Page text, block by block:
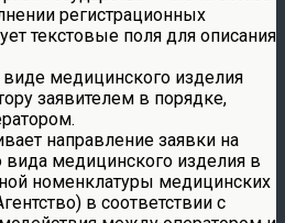
регистрационных
текстовые поля для описания
медицинского изделия
заявителем в порядке,
направление заявки на
медицинского изделия в
номенклатуры медицинских
в соответствии с